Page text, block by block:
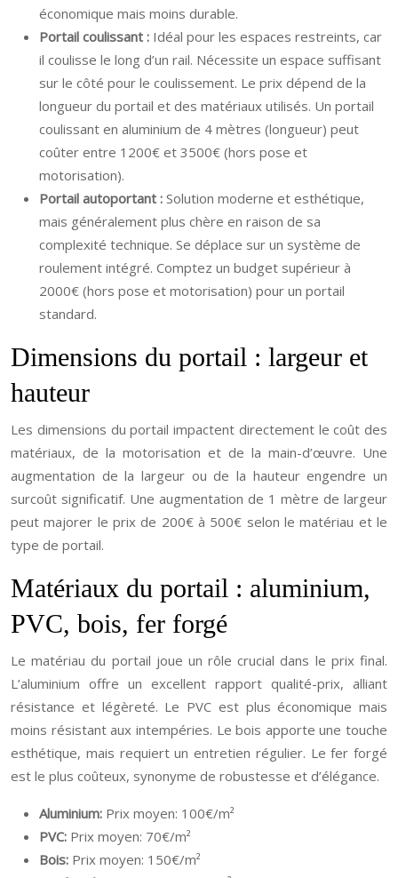
économique mais moins durable.
Portail coulissant : Idéal pour les espaces restreints, car
il coulisse le long d’un rail. Nécessite un espace suffisant
sur le côté pour le coulissement. Le prix dépend de la
longueur du portail et des matériaux utilisés. Un portail
coulissant en aluminium de 4 mètres (longueur) peut
coûter entre 1200€ et 3500€ (hors pose et
motorisation).
Portail autoportant : Solution moderne et esthétique,
mais généralement plus chère en raison de sa
complexité technique. Se déplace sur un système de
roulement intégré. Comptez un budget supérieur à
2000€ (hors pose et motorisation) pour un portail
standard.
Dimensions du portail : largeur et
hauteur
Les dimensions du portail impactent directement le coût des
matériaux, de la motorisation et de la main-d’œuvre. Une
augmentation de la largeur ou de la hauteur engendre un
surcoût significatif. Une augmentation de 1 mètre de largeur
peut majorer le prix de 200€ à 500€ selon le matériau et le
type de portail.
Matériaux du portail : aluminium,
PVC, bois, fer forgé
Le matériau du portail joue un rôle crucial dans le prix final.
L’aluminium offre un excellent rapport qualité-prix, alliant
résistance et légèreté. Le PVC est plus économique mais
moins résistant aux intempéries. Le bois apporte une touche
esthétique, mais requiert un entretien régulier. Le fer forgé
est le plus coûteux, synonyme de robustesse et d’élégance.
Aluminium: Prix moyen: 100€/m²
PVC: Prix moyen: 70€/m²
Bois: Prix moyen: 150€/m²